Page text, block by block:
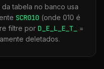
tabela no banco usa
SCR010 (onde 010 é
filtre por D_E_L_E_T_
=
deletados.